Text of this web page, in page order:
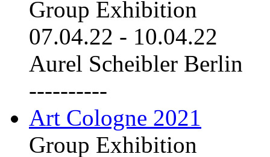
Group Exhibition
07.04.22 - 10.04.22
Aurel Scheibler Berlin
----------
Art Cologne 2021
Group Exhibition